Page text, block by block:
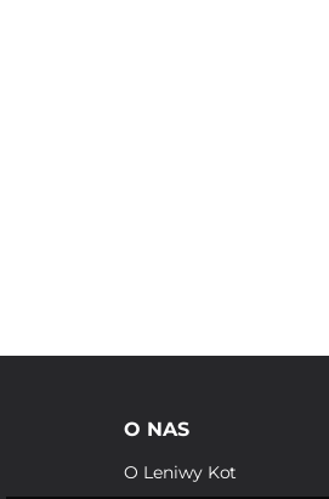
O NAS
O Leniwy Kot